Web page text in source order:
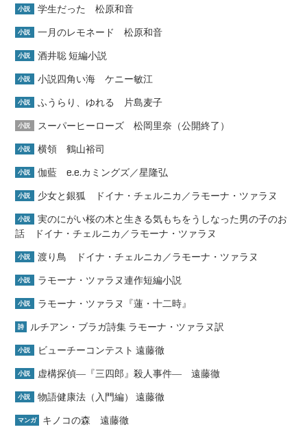
小説 学生だった 松原和音
小説 一月のレモネード 松原和音
小説 酒井聡 短編小説
小説 小説四角い海 ケニー敏江
小説 ふうらり、ゆれる 片島麦子
小説 スーパーヒーローズ 松岡里奈（公開終了）
小説 横領 鶴山裕司
小説 伽藍 e.e.カミングズ／星隆弘
小説 少女と銀狐 ドイナ・チェルニカ／ラモーナ・ツァラヌ
小説
実のにがい桜の木と生きる気もちをうしなった男の子のお
話 ドイナ・チェルニカ／ラモーナ・ツァラヌ
小説 渡り鳥 ドイナ・チェルニカ／ラモーナ・ツァラヌ
小説 ラモーナ・ツァラヌ連作短編小説
小説 ラモーナ・ツァラヌ『蓮・十二時』
詩 ルチアン・ブラガ詩集 ラモーナ・ツァラヌ訳
小説 ビューチーコンテスト 遠藤徹
小説 虚構探偵―『三四郎』殺人事件― 遠藤徹
小説 物語健康法（入門編） 遠藤徹
マンガ キノコの森 遠藤徹